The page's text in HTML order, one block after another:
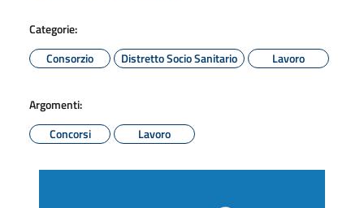
Categorie:
Consorzio
Distretto Socio Sanitario Lavoro
Argomenti:
Concorsi
Lavoro